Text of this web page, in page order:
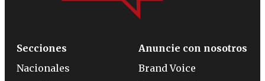
Secciones
Nacionales
Anuncie con nosotros
Brand Voice